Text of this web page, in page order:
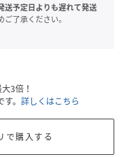
予定日よりも遅れて発送
了承ください。
3倍！
。 詳しくはこちら
購入する